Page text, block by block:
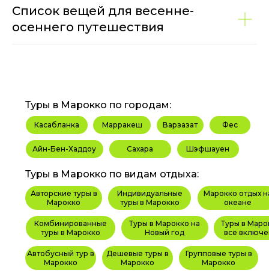
Список вещей для весенне-
осеннего путешествия
Касабланка Марракеш Варзазат
Айн-Бен-Хаддоу Сахара
Фес
Шэфшауен
Туры в Марокко по городам:
Авторские туры в
Марокко
Комбинированные
туры в Марокко
Туры в Марокко на
Новый год
Туры в
все
Индивидуальные
туры в Марокко
Марокко отдых
океане
Автобусный тур в
Марокко
Дешевые туры в
Марокко
Групповые туры в
Марокко
Туры в Марокко по видам отдыха: